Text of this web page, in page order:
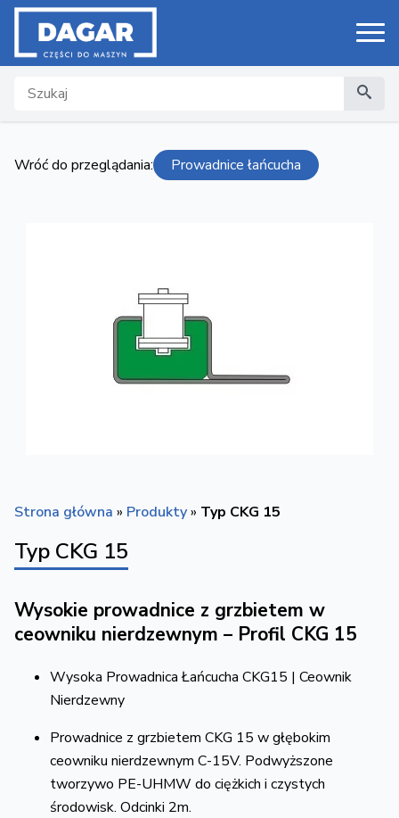
Search
Wróć do przeglądania: Prowadnice łańcucha
Strona główna » Produkty» Typ CKG 15
Typ CKG 15
Wysokie prowadnice z grzbietem w
ceowniku nierdzewnym – Profil CKG 15
Wysoka Prowadnica Łańcucha CKG15 | Ceownik
Nierdzewny
Prowadnice z grzbietem CKG 15 w głębokim
ceowniku nierdzewnym C-15V. Podwyższone
tworzywo PE-UHMW do ciężkich i czystych
środowisk. Odcinki 2m.